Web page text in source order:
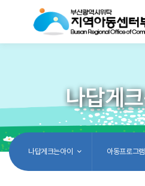
나답게
나답게크는아이 아동프로그